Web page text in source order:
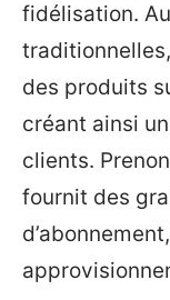
fidélisation.
des produits
créant ainsi
clients.
fournit des